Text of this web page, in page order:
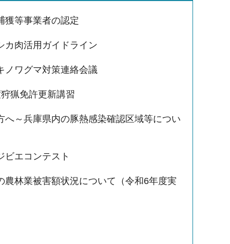
獲等事業者の認定
カ肉活用ガイドライン
ノワグマ対策連絡会議
猟免許更新講習
へ～兵庫県内の豚熱感染確認区域等につい
ビエコンテスト
農林業被害額状況について（令和6年度実